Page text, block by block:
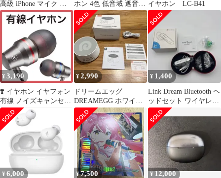
高級 iPhone マイク 有
線 充電不要 スピーカー
ホン 4色 低音域 遮音性
リモコン マイク付き 通
話
イヤホン LC-B41
¥ 3,190
❣️ イヤホン イヤフォン
有線 ノイズキャンセリ
ング 交換シリコン ブラ
ック
¥2,990
ドリームエッグ
DREAMEGG ホワイト
ノイズマシン 充電式
¥ 1,400
Link Dream Bluetooth ヘ
ッドセット ワイヤレス
イヤホン (b
¥ 6,000 ¥7,500 ¥12,000